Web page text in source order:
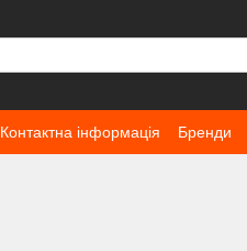
Контактна інформація Бренди